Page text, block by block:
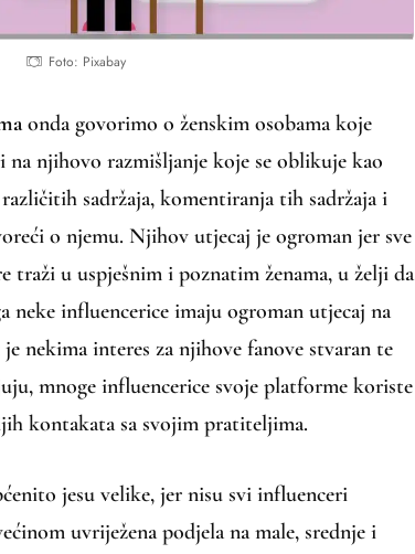
Foto: Pixabay
onda govorimo o ženskim osobama koje
njihovo razmišljanje koje se oblikuje kao
sadržaja, komentiranja tih sadržaja i
o njemu. Njihov utjecaj je ogroman jer sve
traži u uspješnim i poznatim ženama, u želji da
neke influencerice imaju ogroman utjecaj na
nekima interes za njihove fanove stvaran te
mnoge influencerice svoje platforme koriste
kontakata sa svojim pratiteljima.
jesu velike, jer nisu svi influenceri
uvriježena podjela na male, srednje i